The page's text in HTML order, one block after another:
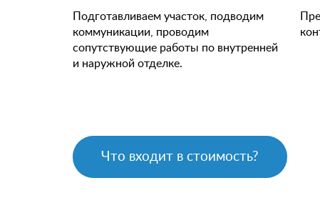
Подготавливаем участок, подводим
коммуникации, проводим
сопутствующие работы по внутренней
и наружной отделке.
Что входит в стоимость?